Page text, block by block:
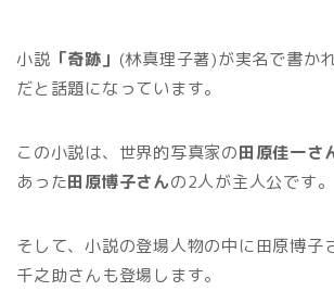
小説 「奇跡」 (林真理子著)が実名で書か
だと話題になっています。
この小説は、世界的写真家の田原佳一さ
あった田原博子さんの2人が主人公です。
そして、小説の登場人物の中に田原博子
千之助さんも登場します。